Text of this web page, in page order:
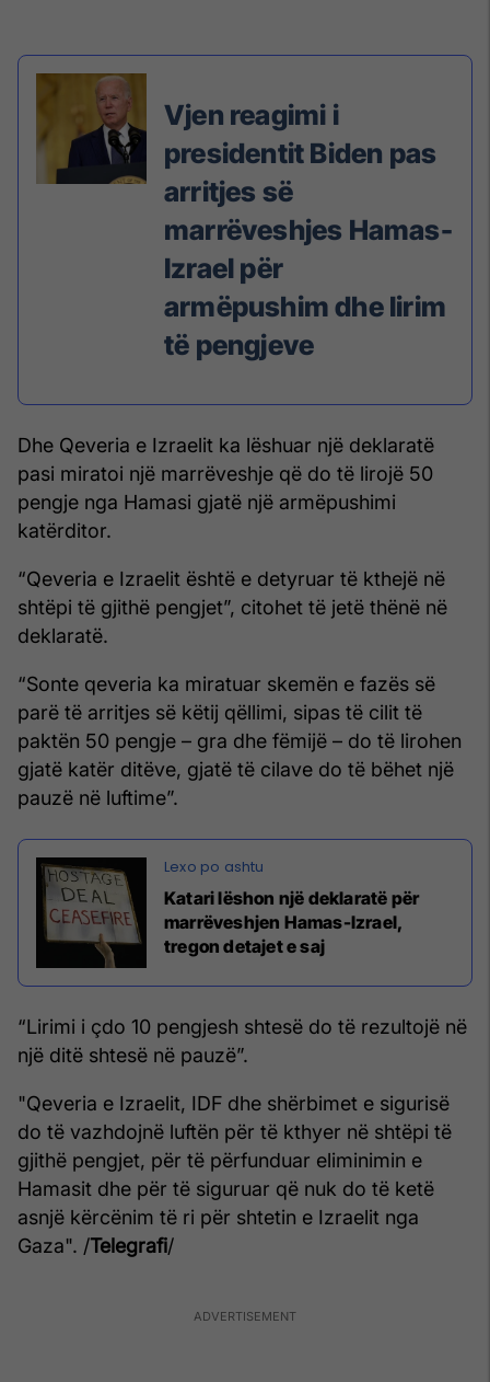
Vjen reagimi i
presidentit Biden pas
arritjes së
marrëveshjes Hamas-
Izrael për
armëpushim dhe lirim
të pengjeve
Dhe Qeveria e Izraelit ka lëshuar një deklaratë
pasi miratoi një marrëveshje që do të lirojë 50
pengje nga Hamasi gjatë një armëpushimi
katërditor.
“Qeveria e Izraelit është e detyruar të kthejë në
shtëpi të gjithë pengjet”, citohet të jetë thënë në
deklaratë.
“Sonte qeveria ka miratuar skemën e fazës së
parë të arritjes së këtij qëllimi, sipas të cilit të
paktën 50 pengje – gra dhe fëmijë – do të lirohen
gjatë katër ditëve, gjatë të cilave do të bëhet një
pauzë në luftime”.
Katari lëshon një deklaratë për
marrëveshjen Hamas-Izrael,
tregon detajet e saj
“Lirimi i çdo 10 pengjesh shtesë do të rezultojë në
një ditë shtesë në pauzë”.
"Qeveria e Izraelit, IDF dhe shërbimet e sigurisë
do të vazhdojnë luftën për të kthyer në shtëpi të
gjithë pengjet, për të përfunduar eliminimin e
Hamasit dhe për të siguruar që nuk do të ketë
asnjë kërcënim të ri për shtetin e Izraelit nga
Gaza". /Telegrafi/